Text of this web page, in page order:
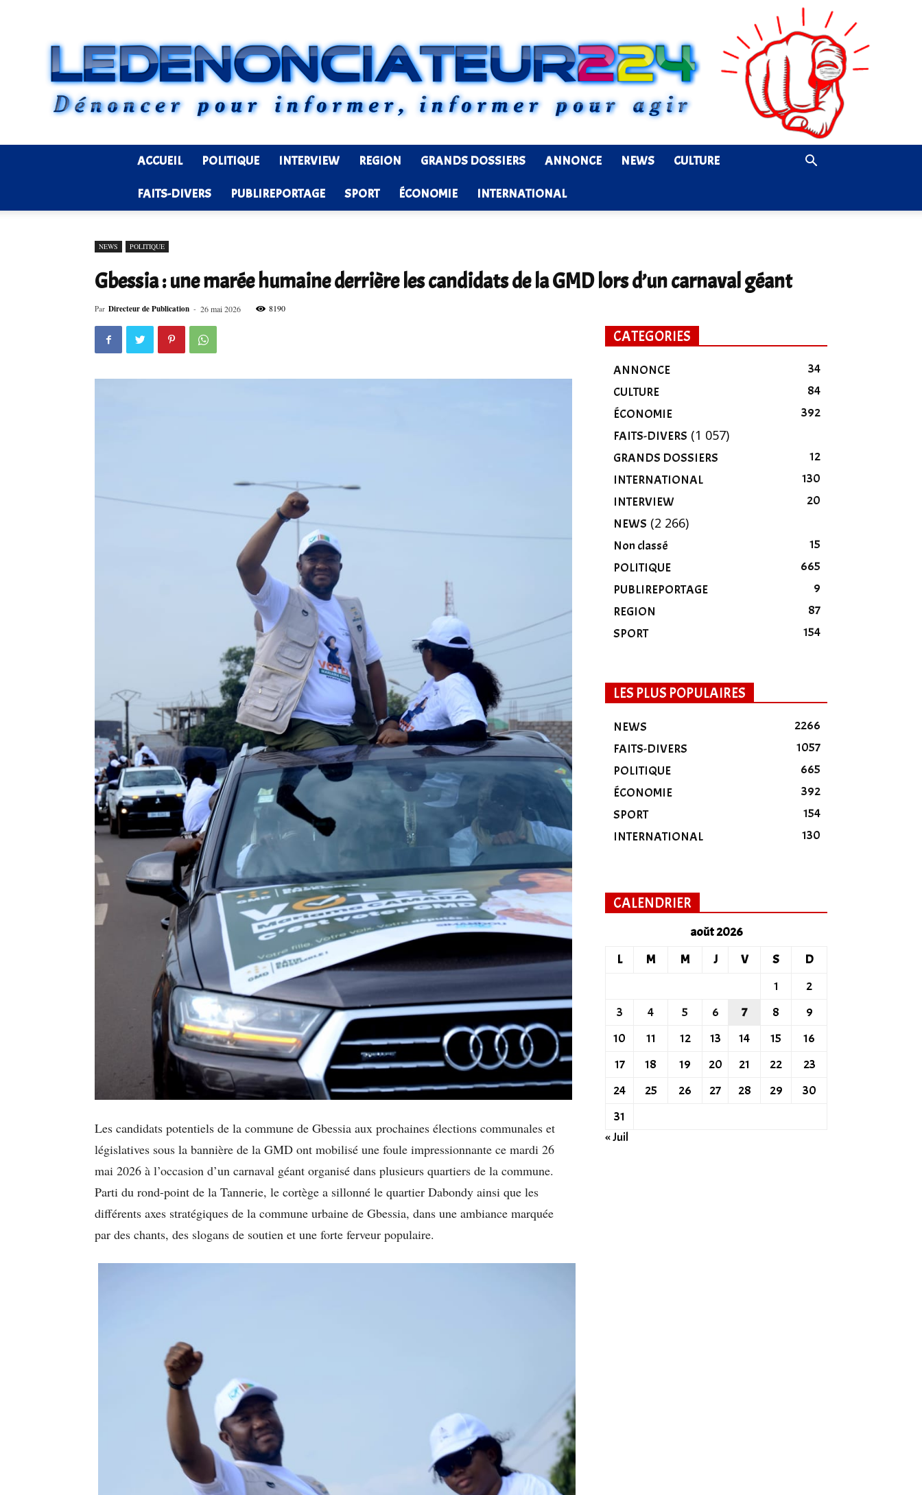
Ledenonciateur224
ACCUEIL POLITIQUE INTERVIEW REGION GRANDS DOSSIERS ANNONCE NEWS CULTURE
FAITS-DIVERS PUBLIREPORTAGE SPORT ÉCONOMIE INTERNATIONAL
NEWS POLITIQUE
Gbessia : une marée humaine derrière les candidats de la GMD lors d’un carnaval géant
Par Directeur de Publication - 26 mai 2026 8190
Les candidats potentiels de la commune de Gbessia aux prochaines élections communales et
législatives sous la bannière de la GMD ont mobilisé une foule impressionnante ce mardi 26
mai 2026 à l’occasion d’un carnaval géant organisé dans plusieurs quartiers de la commune.
Parti du rond-point de la Tannerie, le cortège a sillonné le quartier Dabondy ainsi que les
différents axes stratégiques de la commune urbaine de Gbessia, dans une ambiance marquée
par des chants, des slogans de soutien et une forte ferveur populaire.
CATEGORIES
ANNONCE
34
CULTURE
84
ÉCONOMIE
392
FAITS-DIVERS (1 057)
GRANDS DOSSIERS
12
INTERNATIONAL
130
INTERVIEW
20
NEWS (2 266)
Non classé
15
POLITIQUE
665
PUBLIREPORTAGE
9
REGION
87
SPORT
154
LES PLUS POPULAIRES
NEWS
2266
FAITS-DIVERS
1057
POLITIQUE
665
ÉCONOMIE
392
SPORT
154
INTERNATIONAL
130
CALENDRIER
août 2026
L
M M J V S
D
1
2
3
4 5 6 7 8
9
10
11 12 13 14 15
16
17
18 19 20 21 22
23
24
25 26 27 28 29
30
31
« Juil